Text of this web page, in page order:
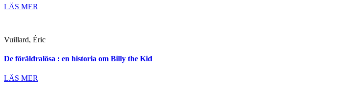
LÄS MER
Vuillard, Éric
De föräldralösa : en historia om Billy the Kid
LÄS MER